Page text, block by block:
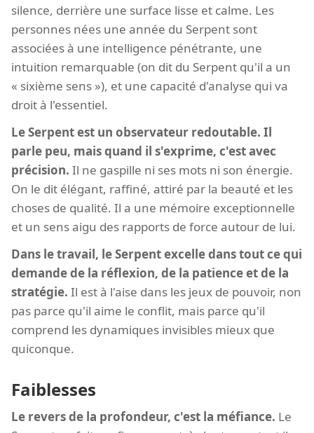
silence, derrière une surface lisse et calme. Les
personnes nées une année du Serpent sont
associées à une intelligence pénétrante, une
intuition remarquable (on dit du Serpent qu'il a un
« sixième sens »), et une capacité d'analyse qui va
droit à l'essentiel.
Le Serpent est un observateur redoutable. Il
parle peu, mais quand il s'exprime, c'est avec
précision. Il ne gaspille ni ses mots ni son énergie.
On le dit élégant, raffiné, attiré par la beauté et les
choses de qualité. Il a une mémoire exceptionnelle
et un sens aigu des rapports de force autour de lui.
Dans le travail, le Serpent excelle dans tout ce qui
demande de la réflexion, de la patience et de la
stratégie. Il est à l'aise dans les jeux de pouvoir, non
pas parce qu'il aime le conflit, mais parce qu'il
comprend les dynamiques invisibles mieux que
quiconque.
Faiblesses
Le revers de la profondeur, c'est la méfiance. Le